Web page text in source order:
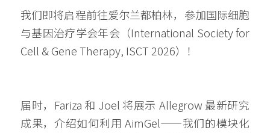
我们即将启程前往爱尔兰都柏林，参加国际细胞
与基因治疗学会年会（International Society for
Cell & Gene Therapy, ISCT 2026）！
届时，Fariza 和 Joel 将展示 Allegrow 最新研究
成果，介绍如何利用 AimGel——我们的模块化